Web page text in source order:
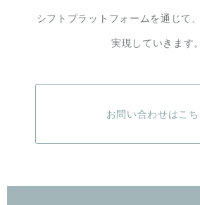
シフトプラットフォームを通じて、
実現していきます。
お問い合わせはこち